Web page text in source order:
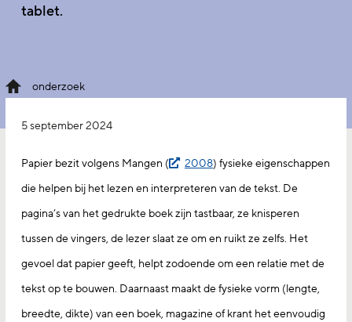
tablet.
onderzoek
5 september 2024
Papier bezit volgens Mangen ( 2008) fysieke eigenschappen
die helpen bij het lezen en interpreteren van de tekst. De
pagina’s van het gedrukte boek zijn tastbaar, ze knisperen
tussen de vingers, de lezer slaat ze om en ruikt ze zelfs. Het
gevoel dat papier geeft, helpt zodoende om een relatie met de
tekst op te bouwen. Daarnaast maakt de fysieke vorm (lengte,
breedte, dikte) van een boek, magazine of krant het eenvoudig